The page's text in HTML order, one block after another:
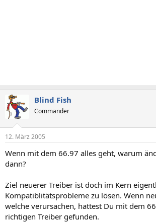
Blind Fish
Commander
12. März 2005
Wenn mit dem 66.97 alles geht, warum
dann?
Ziel neuerer Treiber ist doch im Kern
Kompatiblitätsprobleme zu lösen. Wenn
welche verursachen, hattest Du mit dem
richtigen Treiber gefunden.